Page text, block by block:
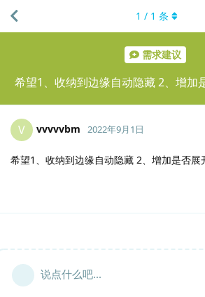
需求建议
希望1、收纳到边缘自动隐藏 2、增加
1 / 1 条
V vvvvvbm 2022年9月1日
希望1、收纳到边缘自动隐藏 2、增加是否展
说点什么吧...